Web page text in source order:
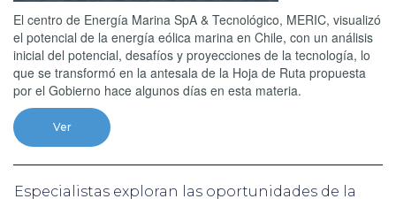
El centro de Energía Marina SpA & Tecnológico, MERIC, visualizó
el potencial de la energía eólica marina en Chile, con un análisis
inicial del potencial, desafíos y proyecciones de la tecnología, lo
que se transformó en la antesala de la Hoja de Ruta propuesta
por el Gobierno hace algunos días en esta materia.
Ver
Especialistas exploran las oportunidades de la